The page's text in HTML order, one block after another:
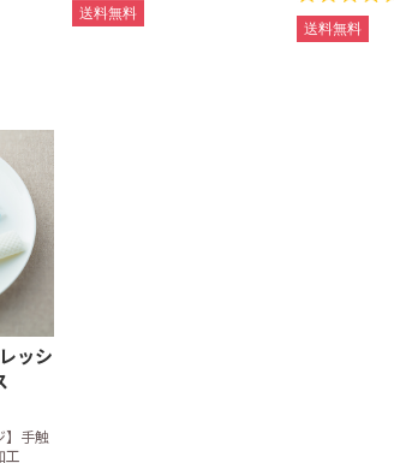
LEDライト
炭
火起こし・火消し壷・火バ
焼き網
固形燃料少量パック販売
固形燃料ケース販売
固形燃料(カエン)用備品
中判 (レギュラー)
小判 (エコノミー)
大判
中判 (レギュラー)
小判 (エコノミー)
中判小判兼用タイプ
ハンドソープ
手指用アルコール
トイレクリーナーシート
トイレブラシ
トイレ用備品
トイレボール
サニタリーパック
トイレ用洗剤
送料無料
送料無料
ッシ
】手触
工